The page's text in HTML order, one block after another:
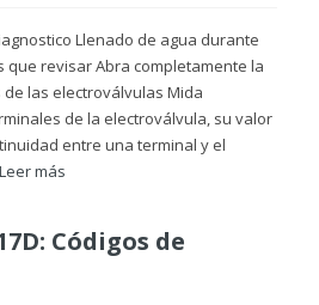
Llenado de agua durante
que revisar Abra completamente la
las electroválvulas Mida
de la electroválvula, su valor
entre una terminal y el
Leer más
Códigos de